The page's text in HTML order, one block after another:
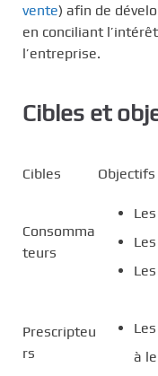
vente) afin de
en conciliant
l’entreprise.
Cibles et
Cibles
Consomma
teurs
Prescripteu
rs
à